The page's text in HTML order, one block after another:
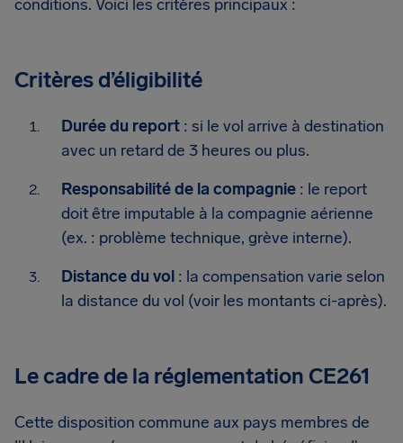
conditions. Voici les critères principaux :
Critères d’éligibilité
Durée du report : si le vol arrive à destination
avec un retard de 3 heures ou plus.
Responsabilité de la compagnie : le report
doit être imputable à la compagnie aérienne
(ex. : problème technique, grève interne).
Distance du vol : la compensation varie selon
la distance du vol (voir les montants ci-après).
Le cadre de la réglementation CE261
Cette disposition commune aux pays membres de